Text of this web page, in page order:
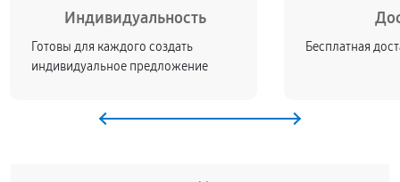
Индивидуальность
Готовы для каждого создать
индивидуальное предложение
Бесплатная